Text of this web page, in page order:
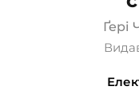
Ґері